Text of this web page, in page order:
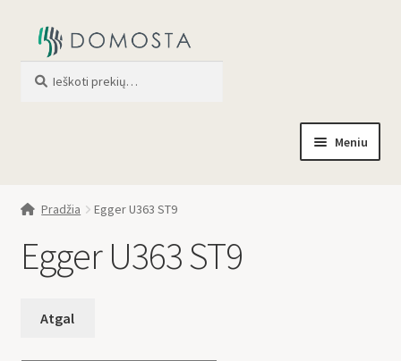
Meniu
Apie mus
Profilis
Pradžia Egger U363 ST9
Egger U363 ST9